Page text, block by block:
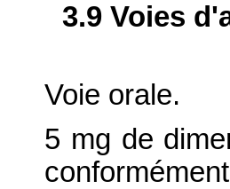
3.9 Voies
Voie orale.
5 mg de